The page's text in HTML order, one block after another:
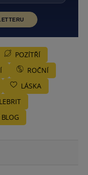
POZÍTŘÍ
ROČNÍ
LÁSKA